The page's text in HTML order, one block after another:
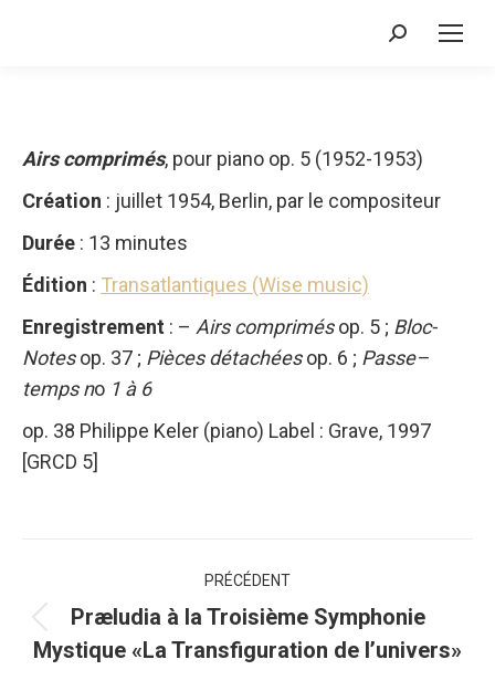
Recherche
Airs comprimés, pour piano op. 5 (1952-1953)
Création : juillet 1954, Berlin, par le compositeur
Durée : 13 minutes
Édition : Transatlantiques (Wise music)
Enregistrement : – Airs comprimésop. 5 ; Bloc-
Notesop. 37 ; Pièces détachéesop. 6 ; Passe–
temps no 1 à 6
op. 38 Philippe Keler (piano) Label : Grave, 1997
[GRCD 5]
de
commentaire
PRÉCÉDENT
Onglet
précédent
Præludia à la Troisième Symphonie
Mystique «La Transfiguration de l’univers»